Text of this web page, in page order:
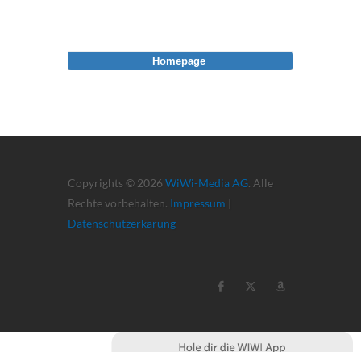
Copyrights © 2026 WiWi-Media AG. Alle
Rechte vorbehalten. Impressum |
Datenschutzerkärung
Homepage